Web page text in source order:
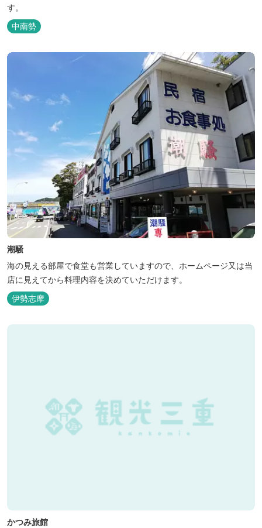
す。
中南勢
潮騒
海の見える部屋で食堂も営業していますので、ホームページ又は当
店に見えてから料理内容を決めていただけます。
伊勢志摩
かつみ旅館